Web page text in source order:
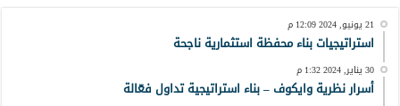
21 يونيو, 2024 12:09 م
استراتيجيات بناء محفظة استثمارية ناجحة
30 يناير, 2024 1:32 م
أسرار نظرية وايكوف – بناء استراتيجية تداول فعّالة